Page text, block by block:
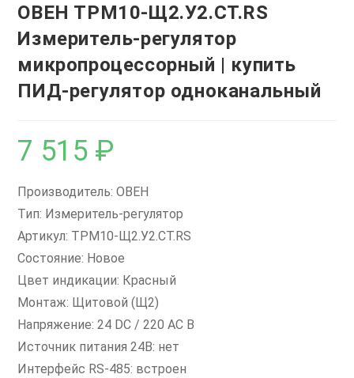
ОВЕН ТРМ10-Щ2.У2.СТ.RS
Измеритель-регулятор
микропроцессорный | купить
ПИД-регулятор одноканальный
7 515 ₽
Производитель: ОВЕН
Тип: Измеритель-регулятор
Артикул: ТРМ10-Щ2.У2.СТ.RS
Состояние: Новое
Цвет индикации: Красный
Монтаж: Щитовой (Щ2)
Напряжение: 24 DC / 220 AC В
Источник питания 24В: нет
Интерфейс RS-485: встроен